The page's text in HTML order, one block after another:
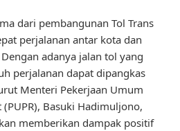
dari pembangunan Tol Trans
perjalanan antar kota dan
adanya jalan tol yang
perjalanan dapat dipangkas
Menteri Pekerjaan Umum
Basuki Hadimuljono,
memberikan dampak positif